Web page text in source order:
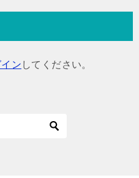
ン してください。